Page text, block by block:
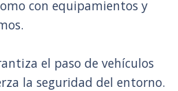
con equipamientos y
el paso de vehículos
la seguridad del entorno.